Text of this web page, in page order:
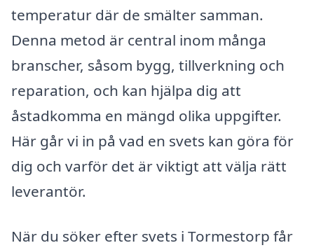
temperatur där de smälter samman.
Denna metod är central inom många
branscher, såsom bygg, tillverkning och
reparation, och kan hjälpa dig att
åstadkomma en mängd olika uppgifter.
Här går vi in på vad en svets kan göra för
dig och varför det är viktigt att välja rätt
leverantör.
När du söker efter svets i Tormestorp får